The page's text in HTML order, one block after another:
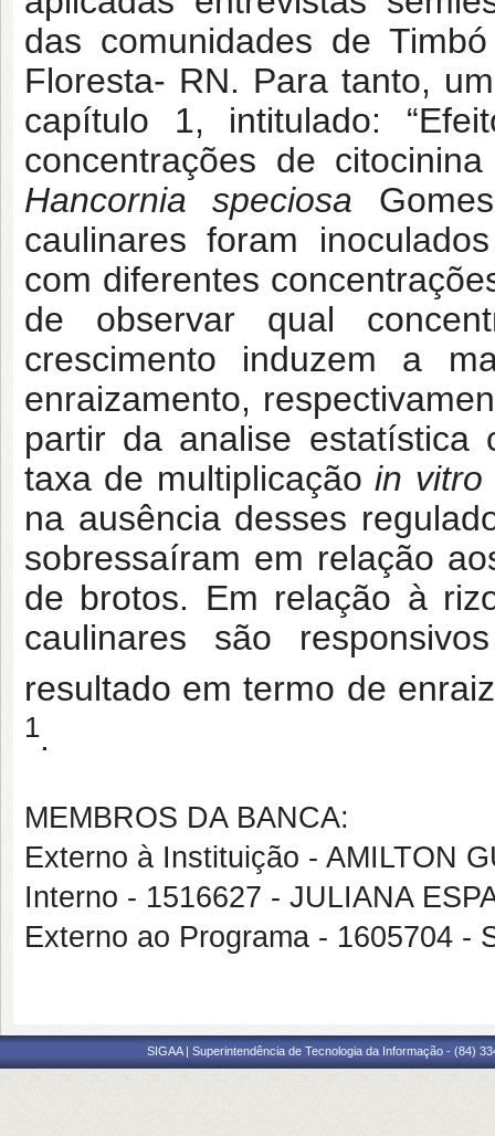
das comunidades de
Floresta- RN. Para tanto,
capítulo 1, intitulado:
concentrações de
Hancornia speciosa
caulinares foram
com diferentes
de observar qual
crescimento induzem a
enraizamento,
partir da analise
taxa de multiplicaçãoin vitro
na ausência desses
sobressaíram em relação
de brotos. Em relação à
caulinares são
resultado em termo de
1.
MEMBROS DA BANCA:
Externo à Instituição - AMILTON
Interno - 1516627 - JULIANA
Externo ao Programa - 1605704 -
SIGAA | Superintendência de Tecnologia da Informação - (84)